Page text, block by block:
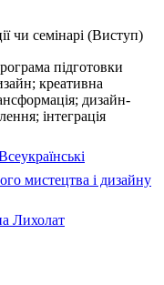
чи семінарі (Виступ)
підготовки
креативна
дизайн-
інтеграція
мистецтва і дизайну
Лихолат